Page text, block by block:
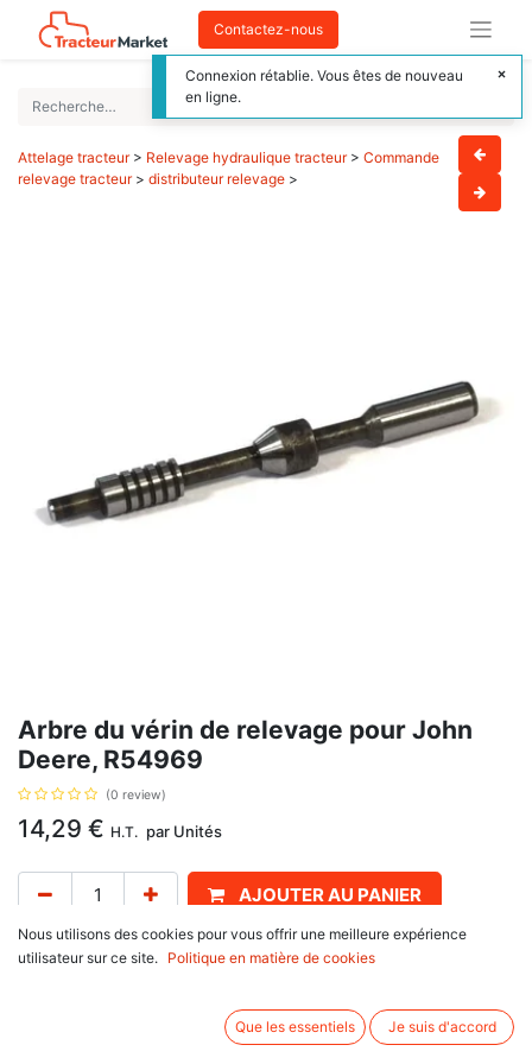
Contactez-nous
Attelage tracteur> Relevage hydraulique tracteur> Commande
relevage tracteur> distributeur relevage >
Arbre du vérin de relevage pour John
Deere, R54969
(0 review)
14,29 € H.T. par Unités
AJOUTER AU PANIER
Délai de livraison : 1 semaine
820, 920, 1020, 1120, 1520, 2020, 2120, 3120
Nous utilisons des cookies pour vous offrir une meilleure expérience
utilisateur sur ce site.
Politique en matière de cookies
Que les essentiels Je suis d'accord
Connexion rétablie. Vous êtes de nouveau
en ligne.